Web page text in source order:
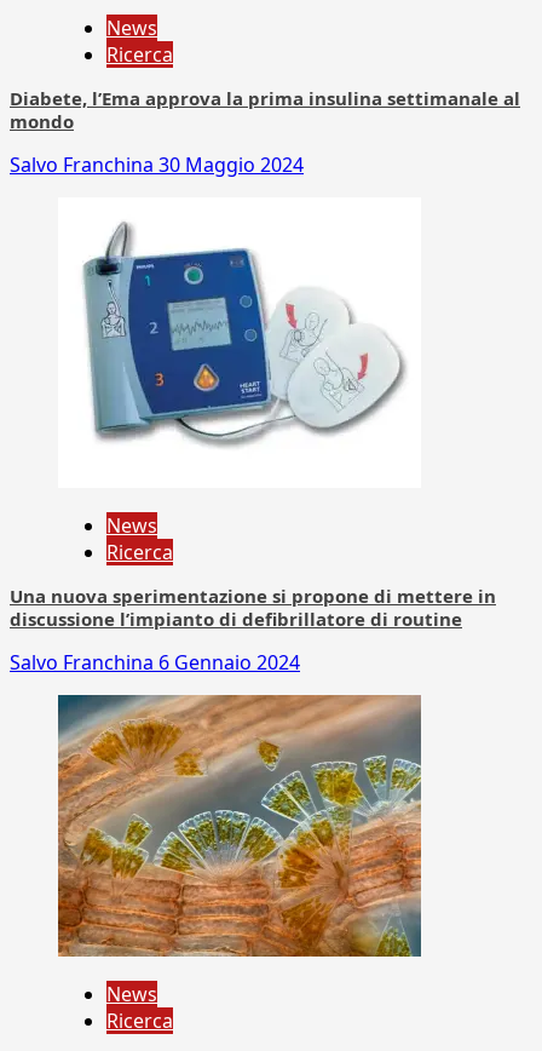
News
Ricerca
Diabete, l’Ema approva la prima insulina settimanale al
mondo
Salvo Franchina 30 Maggio 2024
News
Ricerca
Una nuova sperimentazione si propone di mettere in
discussione l’impianto di defibrillatore di routine
Salvo Franchina 6 Gennaio 2024
News
Ricerca